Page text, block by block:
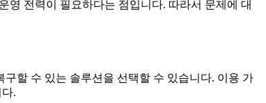
영 전력이 필요하다는 점입니다. 따라서 문제에 대
할 수 있는 솔루션을 선택할 수 있습니다. 이용 가
.